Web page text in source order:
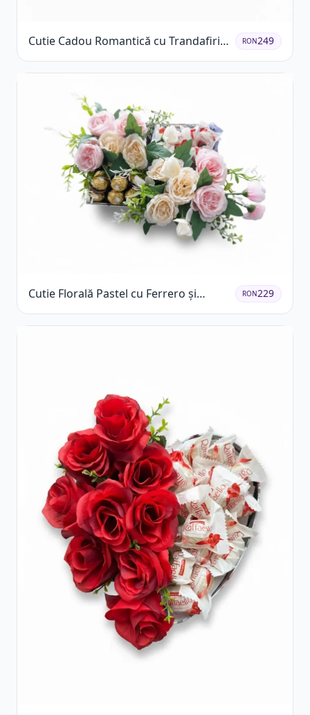
Cutie Cadou Romantică cu Trandafiri
Șampanie și Lumânare
RON249
Cutie Florală Pastel cu Ferrero și
Raffaello
RON229